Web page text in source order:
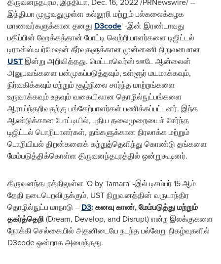
இந்தியா முழுவதுமுள்ள கல்லூரி மற்றும் பல்கலைக்கழக
மாணவர்களுக்கான தனது D3code' -இன் இரண்டாவது
பதிப்பின் ஹேக்கத்தான் போட்டி வெற்றியாளர்களை டிஜிட்டல்
டிரான்ஸ்ஃபர்மேஷன் தீர்வுகளுக்கான முன்னணி நிறுவனமான
USTஇன்று அறிவித்தது. மெட்டாவெர்ஸ் ஊடே ஆன்லைன்
அனுபவங்களை பன்முகப்படுத்தவும், உள்ளூர் மயமாக்கவும்,
நிர்வகிக்கவும் மற்றும் சூழ்நிலை சார்ந்த மாற்றங்களை
உருவாக்கவும் உதவும் வகையிலான தொழில்நுட்பங்களை
ஆராய்ந்தறிவதற்கு பங்கேற்பாளர்கள் பணிக்கப்பட்டனர். இந்த
ஆண்டுக்கான போட்டியில், புதிய தலைமுறையைச் சேர்ந்த
டிஜிட்டல் பொறியாளர்கள், தங்களுக்கான நிரலாக்க மற்றும்
பொறியியல் திறன்களைக் கற்றுத்தெளிந்து கொண்டு தங்களை
மேம்படுத்திக்கொள்ள திருவனந்தபுரத்தில் ஒன்றுகூடினர்.
திருவனந்தபுரத்திலுள்ள 'O by Tamara' -இல் டிசம்பர் 15 ஆம்
தேதி நடைபெறவிருக்கும், UST நிறுவனத்தின் வருடாந்திர
தொழில்நுட்ப மாநாடு – D3:கனவு காண்,மேம்படுத்து மற்றும்
தகர்த்தெறி(Dream, Develop, and Disrupt) என்ற இலக்குகளை
நோக்கி செல்கையில் அதனிடையே நடந்த பல்வேறு நிகழ்வுகளில்
D3code ஒன்றாக அமைந்தது.